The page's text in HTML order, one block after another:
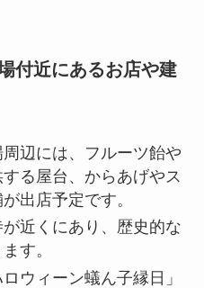
付近にあるお店や建
辺には、フルーツ飴や
る屋台、からあげやス
出店予定です。
近くにあり、歴史的な
す。
ウィーン蟻ん子縁日」